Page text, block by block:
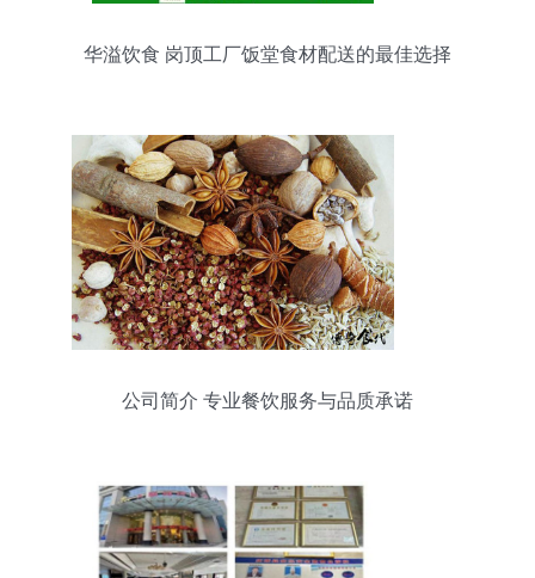
华溢饮食 岗顶工厂饭堂食材配送的最佳选择
公司简介 专业餐饮服务与品质承诺